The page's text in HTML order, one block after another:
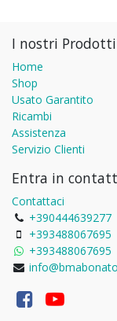
I nostri Prodotti
Home
Shop
Usato Garantito
Ricambi
Assistenza
Servizio Clienti
Entra in
Contattaci
+390444639277
+393488067695
+393488067695